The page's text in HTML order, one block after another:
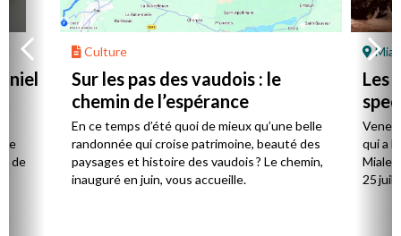
de
Culture
Sur les pas des vaudois : le
chemin de l’espérance
En ce temps d’été quoi de mieux qu’une belle
randonnée qui croise patrimoine, beauté des
paysages et histoire des vaudois ? Le chemin,
inauguré en juin, vous accueille.
Les
qui a
25